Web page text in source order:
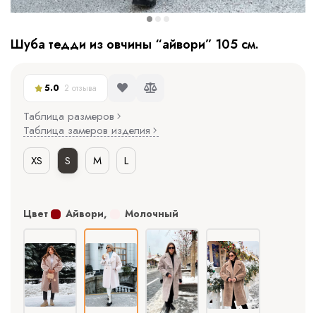
Шуба тедди из овчины “айвори” 105 см.
5.0 2 отзыва
Таблица размеров
Таблица замеров изделия
XS
S M L
Цвет Айвори, Молочный